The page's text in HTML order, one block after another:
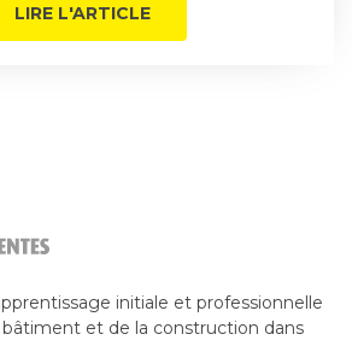
LIRE L'ARTICLE
initiale et professionnelle
et de la construction dans